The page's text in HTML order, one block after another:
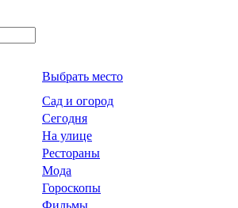
Выбрать место
Сад и огород
Сегодня
На улице
Рестораны
Мода
Гороскопы
Фильмы